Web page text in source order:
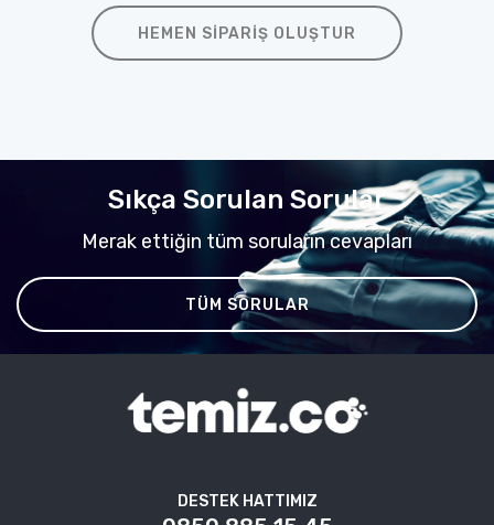
HEMEN SIPARIŞ OLUŞTUR
Sıkça Sorulan Sorular
Merak ettiğin tüm soruların cevapları
TÜM SORULAR
DESTEK HATTIMIZ